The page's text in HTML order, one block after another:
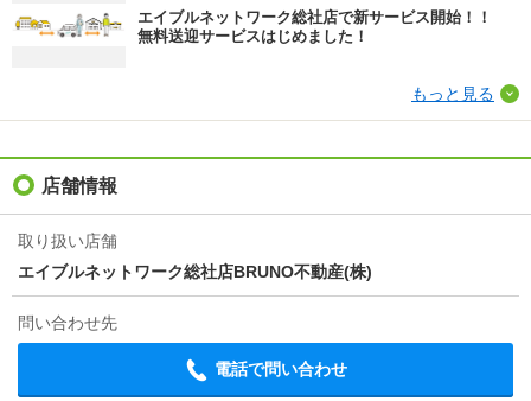
敷金積み増し ペット飼育の場合敷金1ヶ月（総額）
エイブルネットワーク総社店で新サービス開始！！
無料送迎サービスはじめました！
もっと見る
店舗情報
取り扱い店舗
エイブルネットワーク総社店BRUNO不動産(株)
問い合わせ先
電話で問い合わせ